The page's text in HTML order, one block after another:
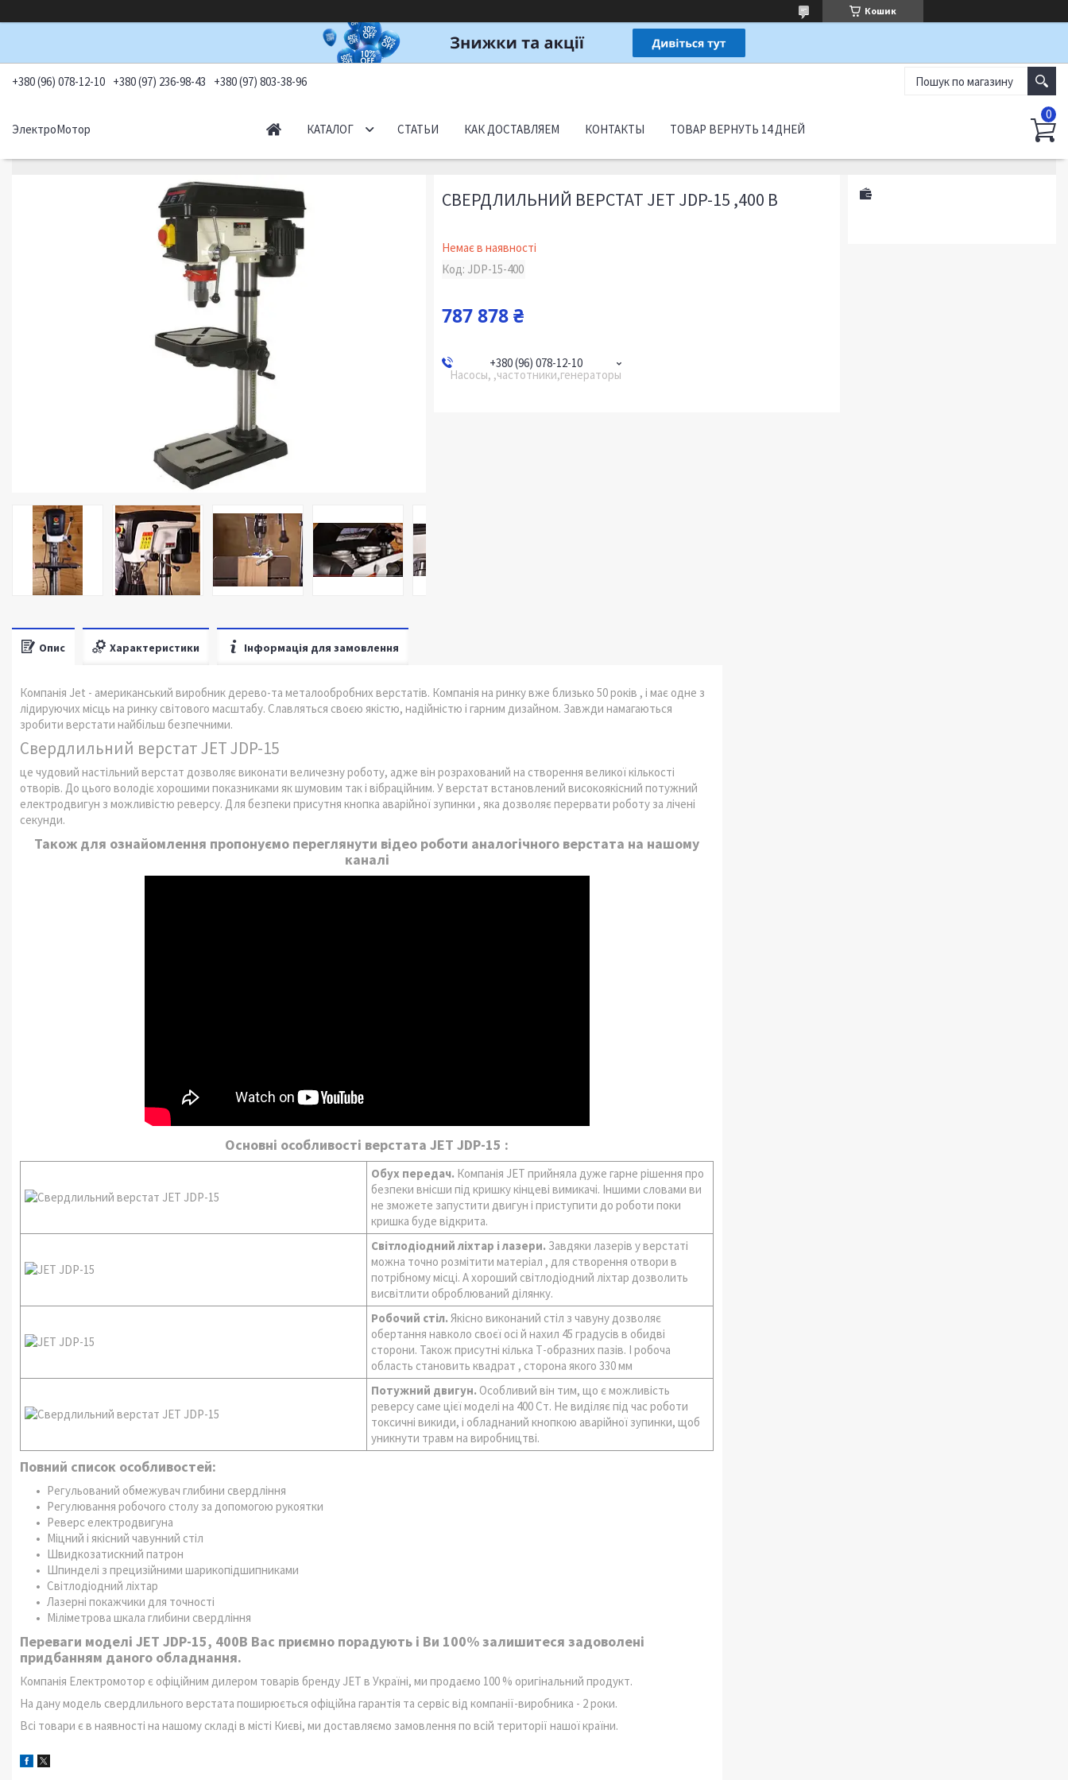
Кошик
+380 (96) 078-12-10 +380 (97) 236-98-43 +380 (97) 803-38-96
ЭлектроМотор КАТАЛОГ СТАТЬИ КАК ДОСТАВЛЯЕМ КОНТАКТЫ ТОВАР ВЕРНУТЬ 14 ДНЕЙ
СВЕРДЛИЛЬНИЙ ВЕРСТАТ JET JDP-15 ,400 В
Немає в наявності
Код: JDP-15-400
787 878 ₴
+380 (96) 078-12-10
Насосы, ,частотники,генераторы
Опис Характеристики Інформація для замовлення
Компанія Jet - американський виробник дерево-та металообробних верстатів. Компанія на ринку вже близько 50 років , і має одне з
лідируючих місць на ринку світового масштабу. Славляться своєю якістю, надійністю і гарним дизайном. Завжди намагаються
зробити верстати найбільш безпечними.
Свердлильний верстат JET JDP-15
це чудовий настільний верстат дозволяє виконати величезну роботу, адже він розрахований на створення великої кількості
отворів. До цього володіє хорошими показниками як шумовим так і вібраційним. У верстат встановлений високоякісний потужний
електродвигун з можливістю реверсу. Для безпеки присутня кнопка аварійної зупинки , яка дозволяє перервати роботу за лічені
секунди.
Також для ознайомлення пропонуємо переглянути відео роботи аналогічного верстата на нашому
каналі
Основні особливості верстата JET JDP-15 :
Обух передач. Компанія JET прийняла дуже гарне рішення про
безпеки внісши під кришку кінцеві вимикачі. Іншими словами ви
не зможете запустити двигун і приступити до роботи поки
кришка буде відкрита.
Світлодіодний ліхтар і лазери. Завдяки лазерів у верстаті
можна точно розмітити матеріал , для створення отвори в
потрібному місці. А хороший світлодіодний ліхтар дозволить
висвітлити оброблюваний ділянку.
Робочий стіл. Якісно виконаний стіл з чавуну дозволяє
обертання навколо своєї осі й нахил 45 градусів в обидві
сторони. Також присутні кілька Т-образних пазів. І робоча
область становить квадрат , сторона якого 330 мм
Потужний двигун. Особливий він тим, що є можливість
реверсу саме цієї моделі на 400 Ст. Не виділяє під час роботи
токсичні викиди, і обладнаний кнопкою аварійної зупинки, щоб
уникнути травм на виробництві.
Повний список особливостей:
Регульований обмежувач глибини свердління
Регулювання робочого столу за допомогою рукоятки
Реверс електродвигуна
Міцний і якісний чавунний стіл
Швидкозатискний патрон
Шпинделі з прецизійними шарикопідшипниками
Світлодіодний ліхтар
Лазерні покажчики для точності
Міліметрова шкала глибини свердління
Переваги моделі JET JDP-15, 400В Вас приємно порадують і Ви 100% залишитеся задоволені
придбанням даного обладнання.
Компанія Електромотор є офіційним дилером товарів бренду JET в Україні, ми продаємо 100 % оригінальний продукт.
На дану модель свердлильного верстата поширюється офіційна гарантія та сервіс від компанії-виробника - 2 роки.
Всі товари є в наявності на нашому складі в місті Києві, ми доставляємо замовлення по всій території нашої країни.